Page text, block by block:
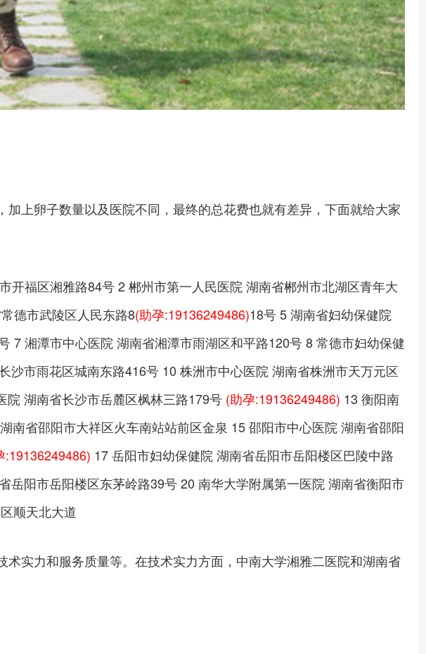
上卵子数量以及医院不同，最终的总花费也就有差异，下面就给大家
开福区湘雅路84号 2 郴州市第一人民医院 湖南省郴州市北湖区青年大
德市武陵区人民东路8(助孕:19136249486)18号 5 湖南省妇幼保健院
7 湘潭市中心医院 湖南省湘潭市雨湖区和平路120号 8 常德市妇幼保健
沙市雨花区城南东路416号 10 株洲市中心医院 湖南省株洲市天万元区
湖南省长沙市岳麓区枫林三路179号 (助孕:19136249486) 13 衡阳南
省邵阳市大祥区火车南站站前区金泉 15 邵阳市中心医院 湖南省邵阳
:19136249486) 17 岳阳市妇幼保健院 湖南省岳阳市岳阳楼区巴陵中路
阳市岳阳楼区东茅岭路39号 20 南华大学附属第一医院 湖南省衡阳市
顺天北大道
实力和服务质量等。在技术实力方面，中南大学湘雅二医院和湖南省